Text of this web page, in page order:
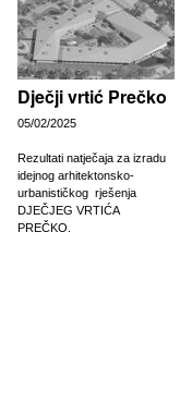
Dječji vrtić Prečko
05/02/2025
Rezultati natječaja za izradu
idejnog arhitektonsko-
urbanističkog rješenja
DJEČJEG VRTIĆA
PREČKO.